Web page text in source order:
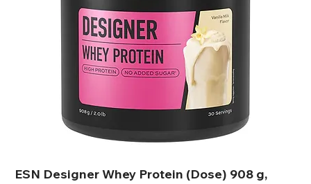
ESN Designer Whey Protein (Dose) 908 g,